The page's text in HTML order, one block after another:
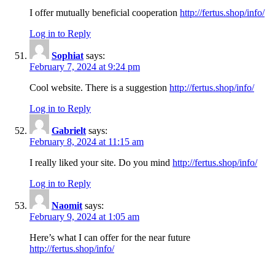
I offer mutually beneficial cooperation http://fertus.shop/info/
Log in to Reply
Sophiat says:
February 7, 2024 at 9:24 pm
Cool website. There is a suggestion http://fertus.shop/info/
Log in to Reply
Gabrielt says:
February 8, 2024 at 11:15 am
I really liked your site. Do you mind http://fertus.shop/info/
Log in to Reply
Naomit says:
February 9, 2024 at 1:05 am
Here’s what I can offer for the near future
http://fertus.shop/info/